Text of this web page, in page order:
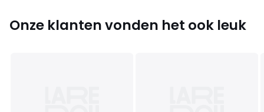
Maten één maat
Onze klanten vonden het ook leuk